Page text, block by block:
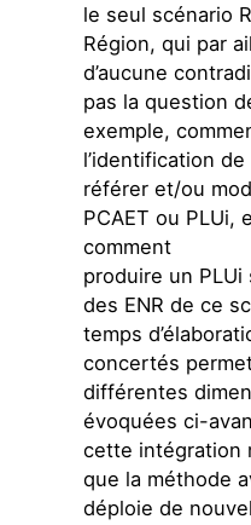
le seul scénario
Région, qui par
d’aucune
pas la question
exemple,
l’identification de
référer et/ou
PCAET ou PLUi,
comment
produire un
des ENR de ce
temps
concertés
différentes
évoquées ci-
cette intégration
que la méthode
déploie de